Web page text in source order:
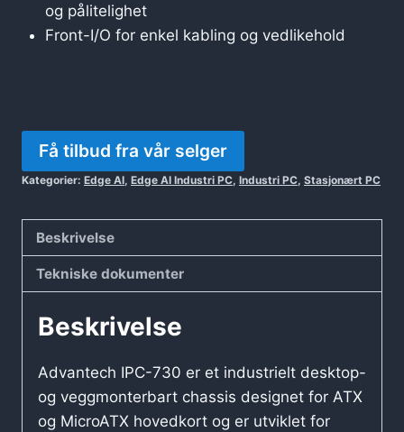
og pålitelighet
Front-I/O for enkel kabling og vedlikehold
Få tilbud fra vår selger
Kategorier: Edge AI Edge AI Industri PC Industri PC Stasjonært PC
Beskrivelse
Tekniske dokumenter
Beskrivelse
Advantech IPC-730 er et industrielt desktop-
og veggmonterbart chassis designet for ATX
og MicroATX hovedkort og er utviklet for